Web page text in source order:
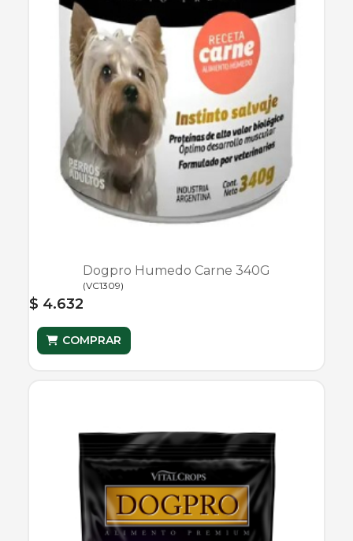
Dogpro Humedo Carne 340G
(VC1309)
$ 4.632
COMPRAR